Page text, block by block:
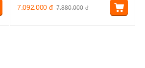
7.880.000 đ
7.092.000 đ